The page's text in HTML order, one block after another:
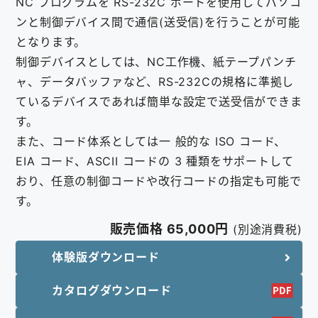
ンと制御デバイス間で通信(送受信)を行うことが可能
となります。
制御デバイスとしては、NC工作機、紙テープパンチ
ャ、データバッファなど、RS-232Cの規格に準拠し
ているデバイスであれば簡単な設定で送受信ができま
す。
また、コード体系としては一 般的な ISO コード、
EIA コード、ASCII コードの 3 種類をサポートして
おり、任意の制御コードや改行コードの指定も可能で
す。
販売価格 65,000円 (別途消費税)
体験版ダウンロード
カタログダウンロード